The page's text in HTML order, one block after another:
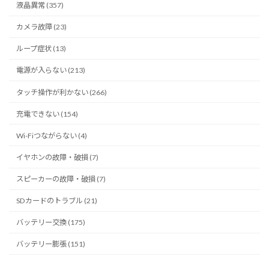
液晶異常 (357)
カメラ故障 (23)
ループ症状 (13)
電源が入らない (213)
タッチ操作が利かない (266)
充電できない (154)
Wi-Fiつながらない (4)
イヤホンの故障・破損 (7)
スピーカーの故障・破損 (7)
SDカードのトラブル (21)
バッテリー交換 (175)
バッテリー膨張 (151)